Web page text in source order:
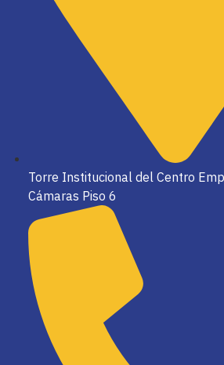
Torre Institucional del Centro
Cámaras Piso 6